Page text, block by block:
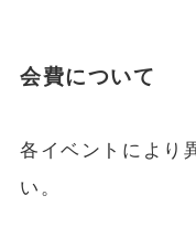
会費について
各イベントにより
い。